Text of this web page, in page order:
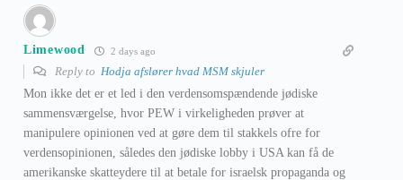
Limewood 2 days ago
Reply to Hodja afslører hvad MSM skjuler
Mon ikke det er et led i den verdensomspændende jødiske
sammensværgelse, hvor PEW i virkeligheden prøver at
manipulere opinionen ved at gøre dem til stakkels ofre for
verdensopinionen, således den jødiske lobby i USA kan få de
amerikanske skatteydere til at betale for israelsk propaganda og